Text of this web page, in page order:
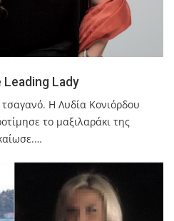
Leading Lady
Η Λυδία Κονιόρδου
το μαξιλαράκι της